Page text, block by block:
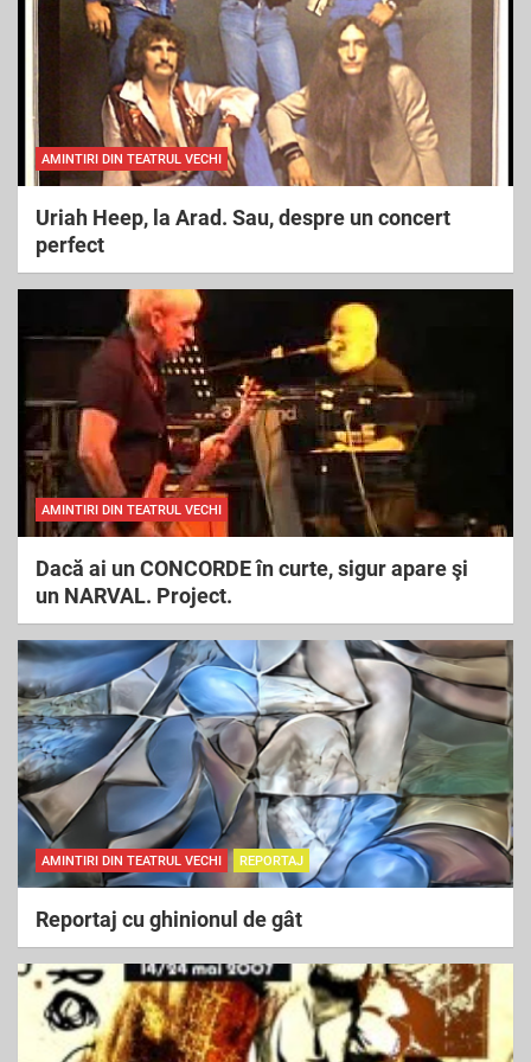
AMINTIRI DIN TEATRUL VECHI
Uriah Heep, la Arad. Sau, despre un concert
perfect
AMINTIRI DIN TEATRUL VECHI
Dacă ai un CONCORDE în curte, sigur apare şi
un NARVAL. Project.
AMINTIRI DIN TEATRUL VECHI REPORTAJ
Reportaj cu ghinionul de gât